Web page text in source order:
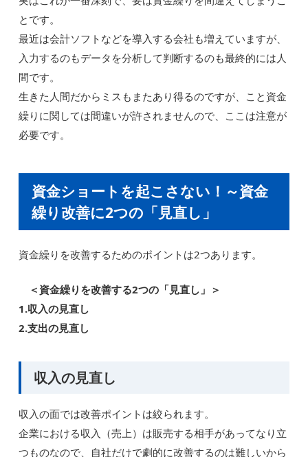
とです。
最近は会計ソフトなどを導入する会社も増えていますが、
入力するのもデータを分析して判断するのも最終的には人
間です。
生きた人間だからミスもまたあり得るのですが、こと資金
繰りに関しては間違いが許されませんので、ここは注意が
必要です。
資金ショートを起こさない！～資金
繰り改善に2つの「見直し」
資金繰りを改善するためのポイントは2つあります。
＜資金繰りを改善する2つの「見直し」＞
1.収入の見直し
2.支出の見直し
収入の見直し
収入の面では改善ポイントは絞られます。
企業における収入（売上）は販売する相手があってなり立
つものなので、自社だけで劇的に改善するのは難しいから